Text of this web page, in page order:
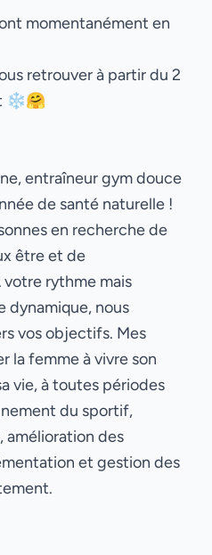
momentanément en
retrouver à partir du 2
❄️🤗
entraîneur gym douce
de santé naturelle !
en recherche de
être et de
votre rythme mais
dynamique, nous
vos objectifs. Mes
la femme à vivre son
vie, à toutes périodes
du sportif,
amélioration des
et gestion des